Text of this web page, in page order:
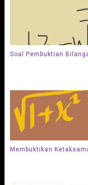
Soal Pembuktian
Membuktikan